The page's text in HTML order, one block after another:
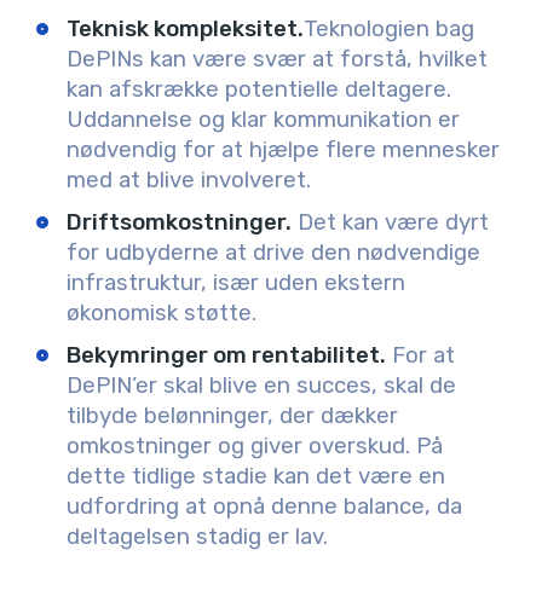
Teknisk kompleksitet.Teknologien bag
DePINs kan være svær at forstå, hvilket
kan afskrække potentielle deltagere.
Uddannelse og klar kommunikation er
nødvendig for at hjælpe flere mennesker
med at blive involveret.
Driftsomkostninger. Det kan være dyrt
for udbyderne at drive den nødvendige
infrastruktur, især uden ekstern
økonomisk støtte.
Bekymringer om rentabilitet. For at
DePIN’er skal blive en succes, skal de
tilbyde belønninger, der dækker
omkostninger og giver overskud. På
dette tidlige stadie kan det være en
udfordring at opnå denne balance, da
deltagelsen stadig er lav.